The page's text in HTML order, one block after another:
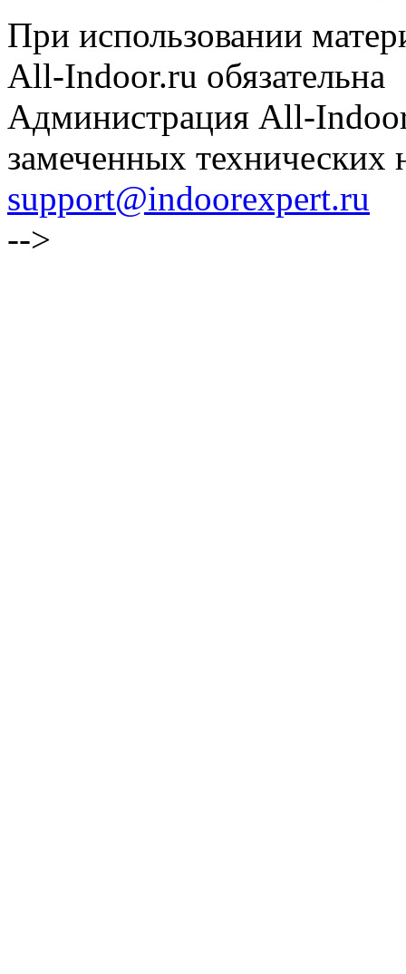
При использовании
All-Indoor.ru обязательна
Администрация All-
замеченных технических
support@indoorexpert.ru
-->